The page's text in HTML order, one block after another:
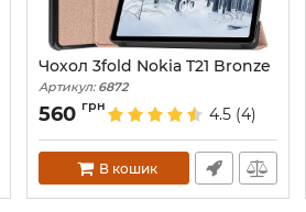
Чохол 3fold Nokia T21 Bronze
Артикул:6872
560 грн 4.5 (4)
В кошик